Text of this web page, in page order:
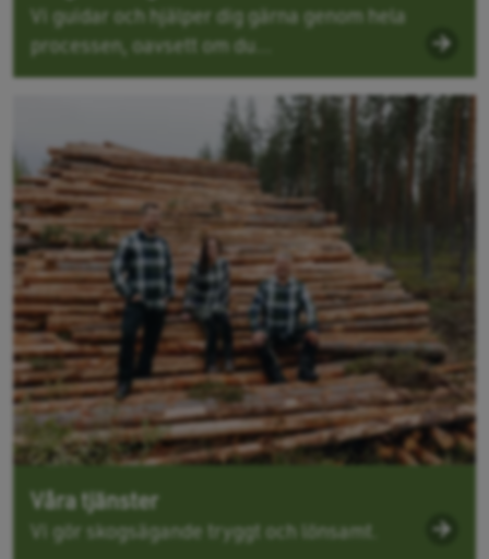
Vi guidar och hjälper dig gärna genom hela
processen, oavsett om du...
Våra tjänster
Vi gör skogsägande tryggt och lönsamt.